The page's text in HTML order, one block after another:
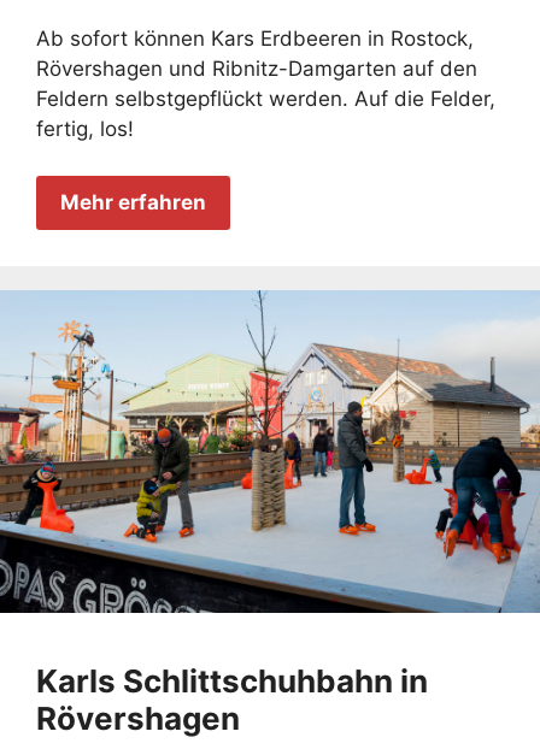
Ab sofort können Kars Erdbeeren in Rostock,
Rövershagen und Ribnitz-Damgarten auf den
Feldern selbstgepflückt werden. Auf die Felder,
fertig, los!
Mehr erfahren
Karls Schlittschuhbahn in
Rövershagen